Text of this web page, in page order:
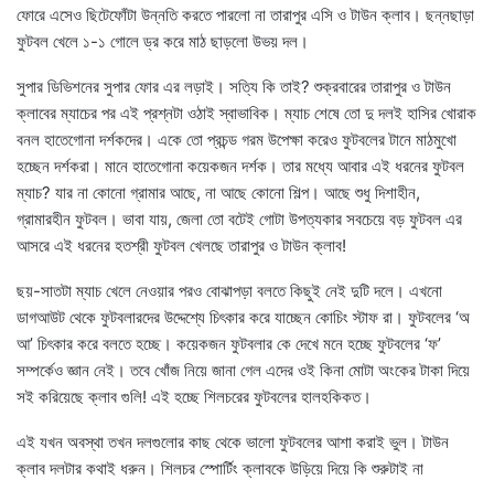
ফোরে এসেও ছিটেফোঁটা উন্নতি করতে পারলো না তারাপুর এসি ও টাউন ক্লাব। ছন্নছাড়া
ফুটবল খেলে ১-১ গোলে ড্র করে মাঠ ছাড়লো উভয় দল।
সুপার ডিভিশনের সুপার ফোর এর লড়াই। সত্যি কি তাই? শুক্রবারের তারাপুর ও টাউন
ক্লাবের ম্যাচের পর এই প্রশ্নটা ওঠাই স্বাভাবিক। ম্যাচ শেষে তো দু দলই হাসির খোরাক
বনল হাতেগোনা দর্শকদের। একে তো প্রচন্ড গরম উপেক্ষা করেও ফুটবলের টানে মাঠমুখো
হচ্ছেন দর্শকরা। মানে হাতেগোনা কয়েকজন দর্শক। তার মধ্যে আবার এই ধরনের ফুটবল
ম্যাচ? যার না কোনো গ্রামার আছে, না আছে কোনো শিল্প। আছে শুধু দিশাহীন,
গ্রামারহীন ফুটবল। ভাবা যায়, জেলা তো বটেই গোটা উপত্যকার সবচেয়ে বড় ফুটবল এর
আসরে এই ধরনের হতশ্রী ফুটবল খেলছে তারাপুর ও টাউন ক্লাব!
ছয়-সাতটা ম্যাচ খেলে নেওয়ার পরও বোঝাপড়া বলতে কিছুই নেই দুটি দলে। এখনো
ডাগআউট থেকে ফুটবলারদের উদ্দেশ্যে চিৎকার করে যাচ্ছেন কোচিং স্টাফ রা। ফুটবলের ‘অ
আ’ চিৎকার করে বলতে হচ্ছে। কয়েকজন ফুটবলার কে দেখে মনে হচ্ছে ফুটবলের ‘ফ’
সম্পর্কেও জ্ঞান নেই। তবে খোঁজ নিয়ে জানা গেল এদের ওই কিনা মোটা অংকের টাকা দিয়ে
সই করিয়েছে ক্লাব গুলি! এই হচ্ছে শিলচরের ফুটবলের হালহকিকত।
এই যখন অবস্থা তখন দলগুলোর কাছ থেকে ভালো ফুটবলের আশা করাই ভুল। টাউন
ক্লাব দলটার কথাই ধরুন। শিলচর স্পোর্টিং ক্লাবকে উড়িয়ে দিয়ে কি শুরুটাই না